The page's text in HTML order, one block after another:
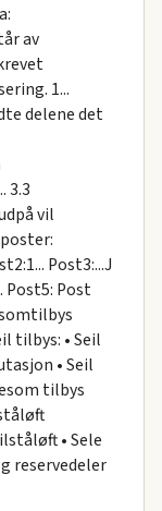
av
1...
delene det
3.3
vil
Post3:...J
Post5: Post
tilbys: • Seil
• Seil
tilbys
• Sele
reservedeler